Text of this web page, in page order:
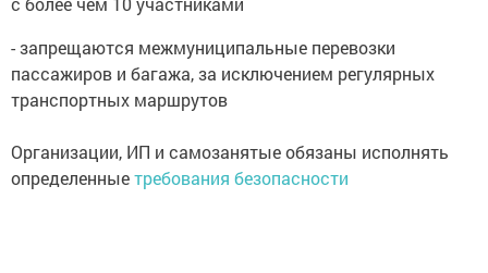
- запрещаются межмуниципальные перевозки
пассажиров и багажа, за исключением регулярных
транспортных маршрутов
Организации, ИП и самозанятые обязаны исполнять
определенныетребования безопасности